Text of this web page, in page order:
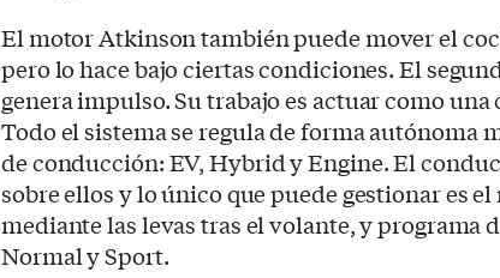
El motor Atkinson también puede mover el
pero lo hace bajo ciertas condiciones. El
genera impulso. Su trabajo es actuar como una
Todo el sistema se regula de forma autónoma
de conducción: EV, Hybrid y Engine. El
sobre ellos y lo único que puede gestionar es
mediante las levas tras el volante, y programa
Normal y Sport.